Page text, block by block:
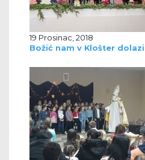
19 Prosinac, 2018
Božić nam v Klošter dolazi